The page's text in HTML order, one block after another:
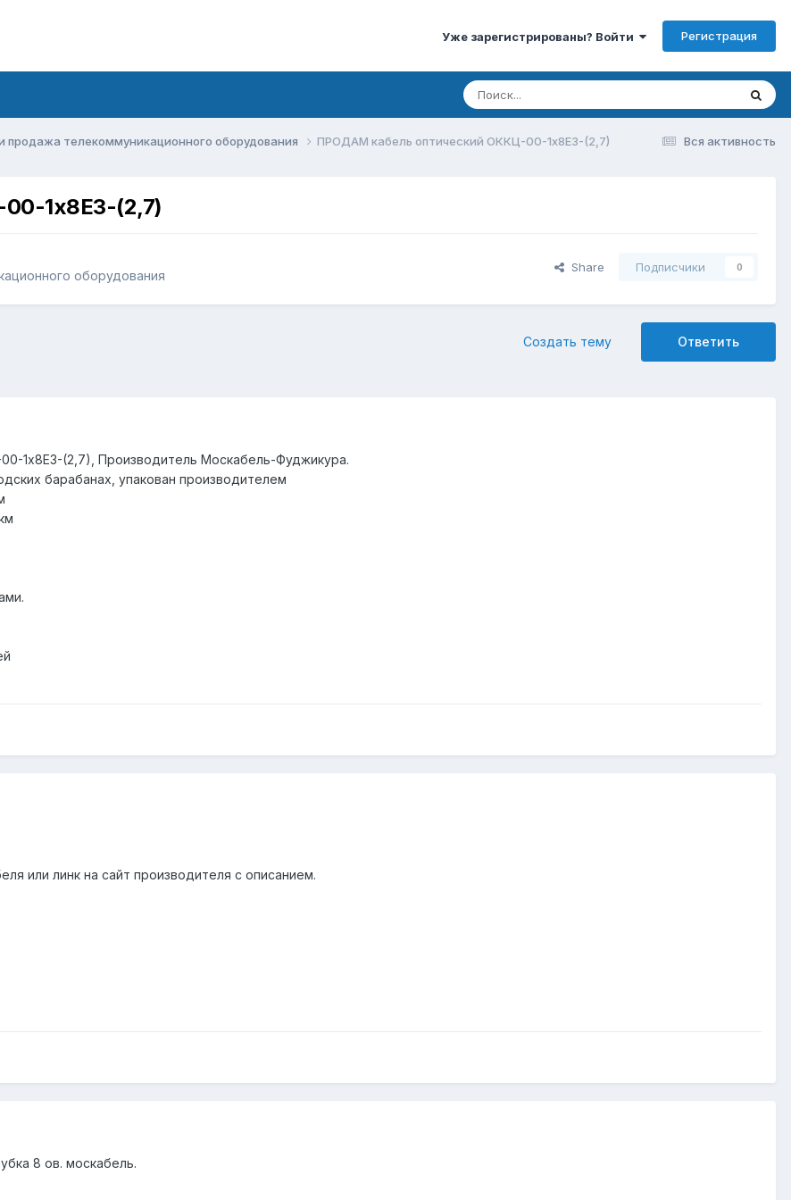
Уже зарегистрированы? Войти Регистрация
Вся активность
продажа телекоммуникационного оборудования ПРОДАМ кабель оптический ОККЦ-00-1х8Е3-(2,7)
1х8Е3-(2,7)
оборудования
Share Подписчики 0
Ответить
Создать тему
1х8Е3-(2,7), Производитель Москабель-Фуджикура.
барабанах, упакован производителем
или линк на сайт производителя с описанием.
8 ов. москабель.